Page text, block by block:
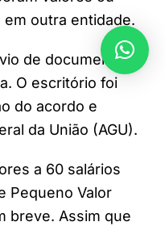
outra entidade.
de documentos à
O escritório foi
do acordo e
da União (AGU).
a 60 salários
Pequeno Valor
breve. Assim que